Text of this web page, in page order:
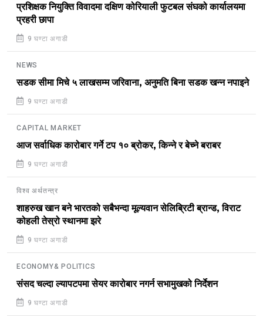
प्रशिक्षक नियुक्ति विवादमा दक्षिण कोरियाली फुटबल संघको कार्यालयमा
प्रहरी छापा
9 घण्टा अगाडी
NEWS
सडक सीमा मिचे ५ लाखसम्म जरिवाना, अनुमति बिना सडक खन्न नपाइने
9 घण्टा अगाडी
CAPITAL MARKET
आज सर्वाधिक कारोबार गर्ने टप १० ब्रोकर, किन्ने र बेच्ने बराबर
9 घण्टा अगाडी
विश्व अर्थतन्त्र
शाहरुख खान बने भारतको सबैभन्दा मूल्यवान सेलिब्रिटी ब्रान्ड, विराट
कोहली तेस्रो स्थानमा झरे
9 घण्टा अगाडी
ECONOMY& POLITICS
संसद चल्दा ल्यापटपमा सेयर कारोबार नगर्न सभामुखको निर्देशन
9 घण्टा अगाडी